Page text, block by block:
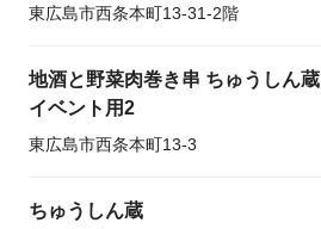
東広島市西条本町13-31-2階
地酒と野菜肉巻き串 ちゅうしん蔵
イベント用2
東広島市西条本町13-3
ちゅうしん蔵